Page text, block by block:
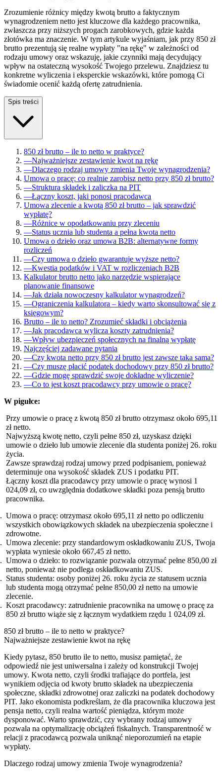
Zrozumienie różnicy między kwotą brutto a faktycznym
wynagrodzeniem netto jest kluczowe dla każdego pracownika,
zwłaszcza przy niższych progach zarobkowych, gdzie każda
złotówka ma znaczenie. W tym artykule wyjaśniam, jak przy 850 zł
brutto prezentują się realne wypłaty "na rękę" w zależności od
rodzaju umowy oraz wskazuję, jakie czynniki mają decydujący
wpływ na ostateczną wysokość Twojego przelewu. Znajdziesz tu
konkretne wyliczenia i eksperckie wskazówki, które pomogą Ci
świadomie ocenić każdą ofertę zatrudnienia.
Spis treści
850 zł brutto – ile to netto w praktyce?
—Najważniejsze zestawienie kwot na rękę
—Dlaczego rodzaj umowy zmienia Twoje wynagrodzenia?
Umowa o pracę: co realnie zarobisz netto przy 850 zł brutto?
—Struktura składek i zaliczka na PIT
—Łączny koszt, jaki ponosi pracodawca
Umowa zlecenie a kwotą 850 zł brutto – jak sprawdzić
wypłatę?
—Różnice w opodatkowaniu przy zleceniu
—Status ucznia lub studenta a pełna kwota netto
Umowa o dzieło oraz umowa B2B: alternatywne formy
rozliczeń
—Czy umowa o dzieło gwarantuje wyższe netto?
—Kwestia podatków i VAT w rozliczeniach B2B
Kalkulator brutto netto jako narzędzie wspierające
planowanie finansowe
—Jak działa nowoczesny kalkulator wynagrodzeń?
—Ograniczenia kalkulatora – kiedy warto skonsultować się z
księgowym?
Brutto – ile to netto? Zrozumieć składki i obciążenia
—Jak pracodawca wylicza koszty zatrudnienia?
—Wpływ ubezpieczeń społecznych na finalną wypłatę
Najczęściej zadawane pytania
—Czy kwota netto przy 850 zł brutto jest zawsze taka sama?
—Czy muszę płacić podatek dochodowy przy 850 zł brutto?
—Gdzie mogę sprawdzić swoje dokładne wyliczenie?
—Co to jest koszt pracodawcy przy umowie o pracę?
W pigułce:
Przy umowie o pracę z kwotą 850 zł brutto otrzymasz około 695,11
zł netto.
Najwyższą kwotę netto, czyli pełne 850 zł, uzyskasz dzięki
umowie o dzieło lub umowie zlecenie dla studenta poniżej 26. roku
życia.
Zawsze sprawdzaj rodzaj umowy przed podpisaniem, ponieważ
determinuje ona wysokość składek ZUS i podatku PIT.
Łączny koszt dla pracodawcy przy umowie o pracę wynosi 1
024,09 zł, co uwzględnia dodatkowe składki poza pensją brutto
pracownika.
Umowa o pracę: otrzymasz około 695,11 zł netto po odliczeniu
wszystkich obowiązkowych składek na ubezpieczenia społeczne i
zdrowotne.
Umowa zlecenie: przy standardowym oskładkowaniu ZUS, Twoja
wypłata wyniesie około 667,45 zł netto.
Umowa o dzieło: to rozwiązanie pozwala otrzymać pełne 850,00 zł
netto, ponieważ nie podlega oskładkowaniu ZUS.
Status studenta: osoby poniżej 26. roku życia ze statusem ucznia
lub studenta mogą otrzymać pełne 850,00 zł netto na umowie
zlecenie.
Koszt pracodawcy: zatrudnienie pracownika na umowę o pracę za
850 zł brutto wiąże się z łącznym wydatkiem rzędu 1 024,09 zł.
850 zł brutto – ile to netto w praktyce?
Najważniejsze zestawienie kwot na rękę
Kiedy pytasz, 850 brutto ile to netto, musisz pamiętać, że
odpowiedź nie jest uniwersalna i zależy od konstrukcji Twojej
umowy. Kwota netto, czyli środki trafiające do portfela, jest
wynikiem odjęcia od kwoty brutto składek na ubezpieczenia
społeczne, składki zdrowotnej oraz zaliczki na podatek dochodowy
PIT. Jako ekonomista podkreślam, że dla pracownika kluczowa jest
pensja netto, czyli realna wartość pieniądza, którym może
dysponować. Warto sprawdzić, czy wybrany rodzaj umowy
pozwala na optymalizację obciążeń fiskalnych. Transparentność w
relacji z pracodawcą pozwala uniknąć nieporozumień na etapie
wypłaty.
Dlaczego rodzaj umowy zmienia Twoje wynagrodzenia?